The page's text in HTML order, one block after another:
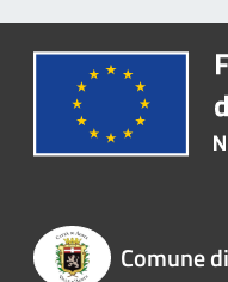
Comune